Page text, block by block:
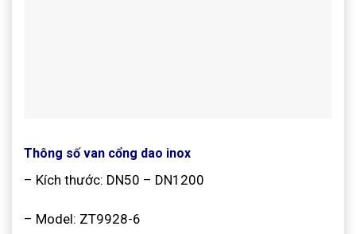
Thông số van cổng dao inox
– Kích thước: DN50 – DN1200
– Model: ZT9928-6